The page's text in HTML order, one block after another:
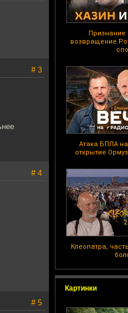
Признание
возвращение
Атака БПЛА
открытие
Клеопатра,
Картинки
# 3
# 4
# 5